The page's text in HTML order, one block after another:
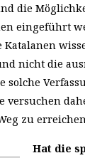
die
eingeführt
nicht die
solche
versuchen
zu
Hat die